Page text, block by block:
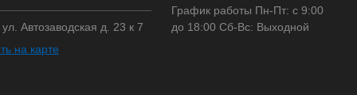
ул. Автозаводская д. 23 к 7
на карте
График работы Пн-Пт: с 9:00
до 18:00 Сб-Вс: Выходной